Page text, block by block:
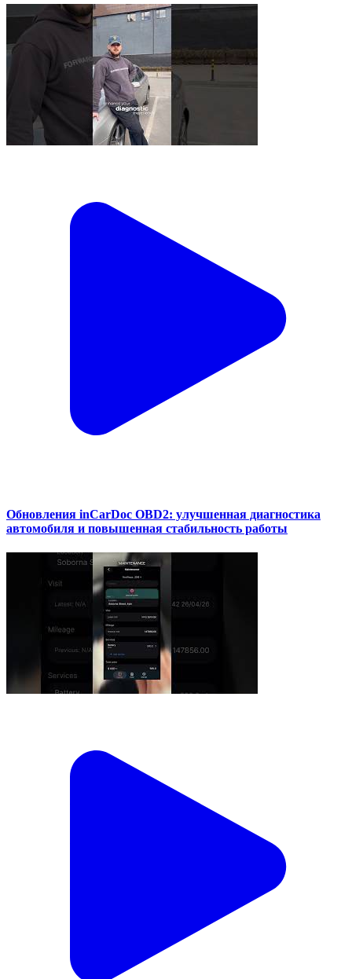
Обновления inCarDoc OBD2: улучшенная диагностика
автомобиля и повышенная стабильность работы